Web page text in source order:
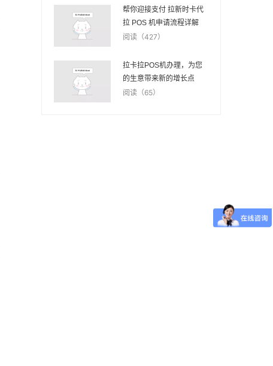
帮你迎接支付 拉新时卡代
拉 POS 机申请流程详解
阅读（427）
拉卡拉POS机办理，为您
的生意带来新的增长点
阅读（65）